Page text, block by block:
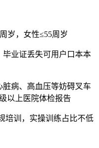
岁，女性≤55周岁
业证丢失可用户口本本
病、高血压等妨碍叉车
以上医院体检报告‌
培训，实操训练占比不低